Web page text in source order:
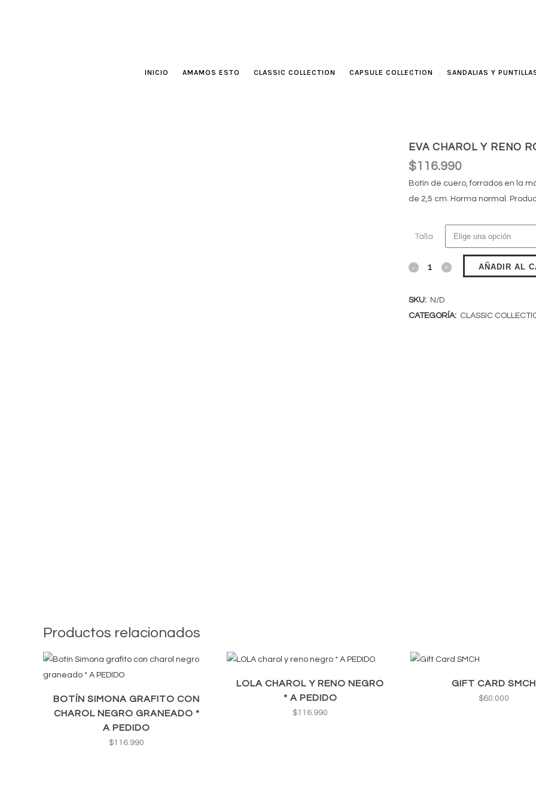
INICIO AMAMOS ESTO CLASSIC COLLECTION CAPSULE COLLECTION SANDALIAS Y
EVA CHAROL Y RENO
$116.990
Botín de cuero, forrados en la
de 2,5 cm. Horma normal.
Talla
AÑADIR AL
SKU: N/D
CATEGORÍA: CLASSIC
Productos relacionados
BOTÍN SIMONA GRAFITO CON
CHAROL NEGRO GRANEADO *
A PEDIDO
$116.990
LOLA CHAROL Y RENO NEGRO
* A PEDIDO
$116.990
GIFT CARD SMCH
$60.000